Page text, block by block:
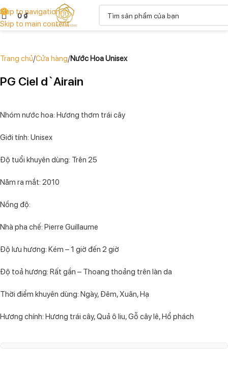
Skip to navigation
Skip to main content
0 0₫
Trang chủ Cửa hàng Nước Hoa Unisex
PG Ciel d`Airain
Nhóm nước hoa: Hương thơm trái cây
Giới tính: Unisex
Độ tuổi khuyên dùng: Trên 25
Năm ra mắt: 2010
Nồng độ:
Nhà pha chế: Pierre Guillaume
Độ lưu hương: Kém – 1 giờ đến 2 giờ
Độ toả hương: Rất gần – Thoang thoảng trên làn da
Thời điểm khuyên dùng: Ngày, Đêm, Xuân, Hạ
Hương chính: Hương trái cây, Quả ô liu, Gỗ cây lê, Hổ phách